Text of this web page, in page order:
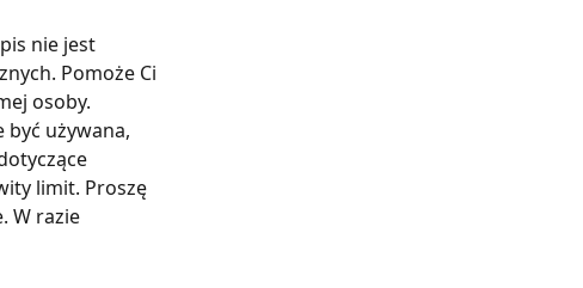
nie jest
Pomoże Ci
osoby.
używana,
limit. Proszę
W razie